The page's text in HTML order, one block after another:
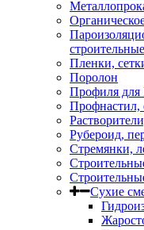
Пленки,
Поролон
Профиля для
Профнастил,
Рубероид,
Стремянки,
Сухие